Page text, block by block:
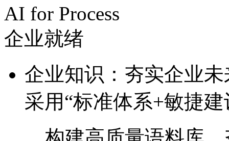
AI for Process
企业就绪
企业知识：夯实企业
采用“标准体系+敏捷